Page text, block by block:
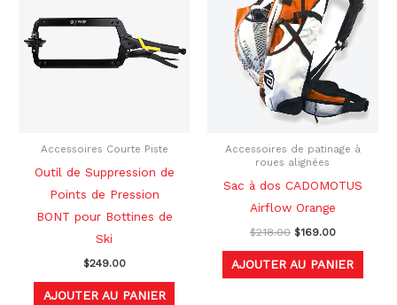
Accessoires Courte Piste
Outil de Suppression de
Points de Pression
BONT pour Bottines de
Ski
$249.00
AJOUTER AU PANIER
Accessoires de patinage à
roues alignées
Sac à dos CADOMOTUS
Airflow Orange
$218.00
était :
$218.00.
$169.00
est :
$169.00.
AJOUTER AU PANIER